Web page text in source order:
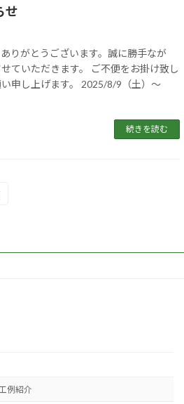
せ
りがとうございます。誠に勝手なが
ていただきます。 ご不便をお掛け致し
申し上げます。 2025/8/9（土）～
続きを読む
例紹介